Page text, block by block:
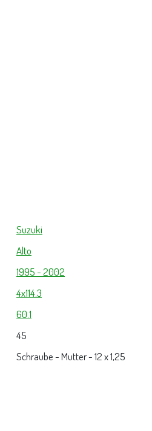
Suzuki
Alto
1995 - 2002
4x114.3
60.1
45
Schraube - Mutter - 12 x 1,25